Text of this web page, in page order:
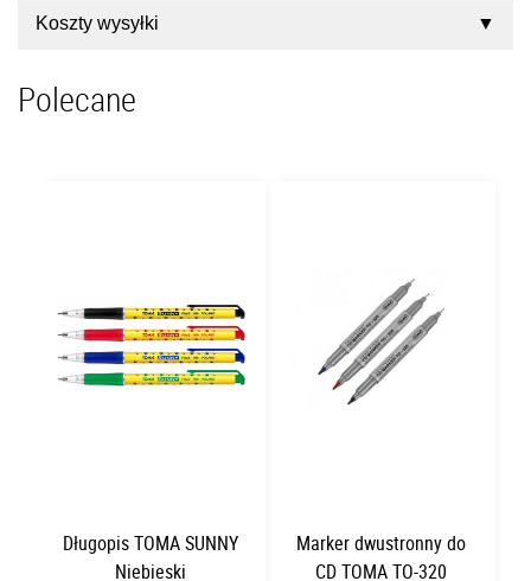
Koszty wysyłki
Polecane
Długopis TOMA SUNNY
Niebieski
Marker dwustronny do
CD TOMA TO-320